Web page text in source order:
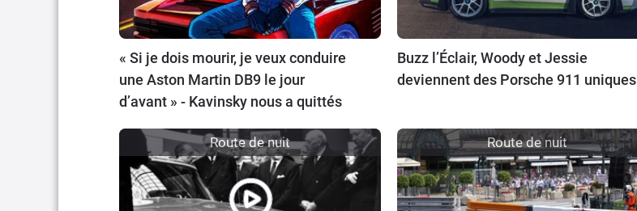
« Si je dois mourir, je veux conduire
une Aston Martin DB9 le jour
d’avant » - Kavinsky nous a quittés
Buzz l’Éclair, Woody et Jessie
deviennent des Porsche 911 uniques
Route de nuit Route de nuit